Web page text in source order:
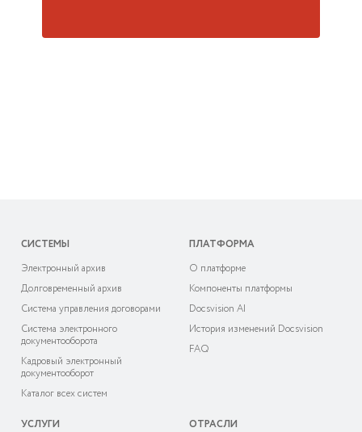
СИСТЕМЫ
Электронный архив
Долговременный архив
Система управления договорами
Система электронного
документооборота
Кадровый электронный
документооборот
Каталог всех систем
ПЛАТФОРМА
О платформе
Компоненты платформы
Docsvision AI
История изменений Docsvision
FAQ
УСЛУГИ
ОТРАСЛИ